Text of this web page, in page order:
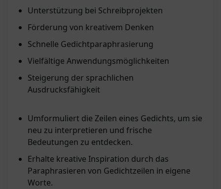
Unterstützung bei Schreibprojekten
Förderung von kreativem Denken
Schnelle Gedichtparaphrasierung
Vielfältige Anwendungsmöglichkeiten
Steigerung der sprachlichen
Ausdrucksfähigkeit
Umformuliert die Zeilen eines Gedichts, um sie
neu zu interpretieren und frische
Bedeutungen zu entdecken.
Erhalte kreative Inspiration durch das
Paraphrasieren von Gedichtzeilen in eigene
Worte.